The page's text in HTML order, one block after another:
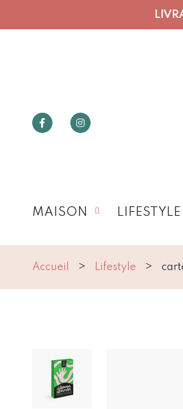
MAISON LIFESTYLE
Accueil Lifestyle